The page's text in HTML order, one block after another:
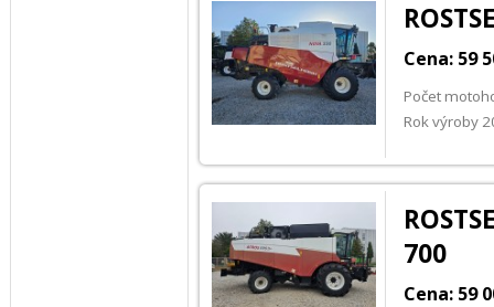
Cena: 59
Počet
Rok výroby
700
Cena: 59